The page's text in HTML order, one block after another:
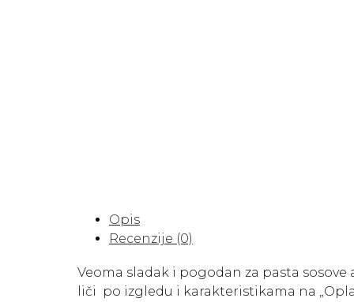
Opis
Recenzije (0)
Veoma sladak i pogodan za pasta
liči po izgledu i karakteristikama na